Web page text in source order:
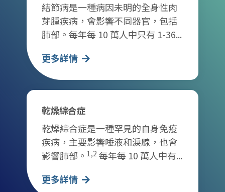
結節病是一種病因未明的全身性肉
芽腫疾病，會影響不同器官，包括
肺部。每年每 10 萬人中只有 1-36...
更多詳情
乾燥綜合症
乾燥綜合症是一種罕見的自身免疫
疾病，主要影響唾液和淚腺，也會
影響肺部。 1,2 每年每 10 萬人中有...
更多詳情